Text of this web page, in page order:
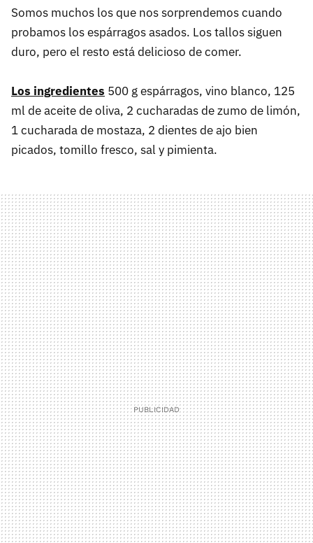
Somos muchos los que nos sorprendemos cuando
probamos los espárragos asados. Los tallos siguen
duro, pero el resto está delicioso de comer.
Los ingredientes 500 g espárragos, vino blanco, 125
ml de aceite de oliva, 2 cucharadas de zumo de limón,
1 cucharada de mostaza, 2 dientes de ajo bien
picados, tomillo fresco, sal y pimienta.